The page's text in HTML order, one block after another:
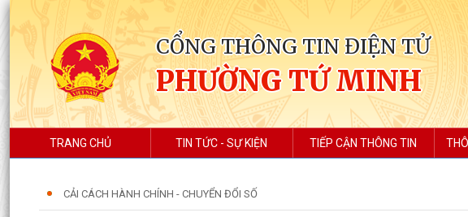
CỔNG THÔNG TIN ĐIỆN TỬ
PHƯỜNG TỨ MINH
TRANG CHỦ TIN TỨC - SỰ KIỆN TIẾP CẬN THÔNG TIN
CẢI CÁCH HÀNH CHÍNH - CHUYỂN ĐỔI SỐ